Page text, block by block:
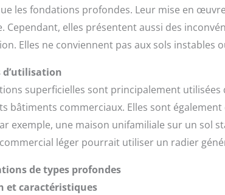
les fondations profondes. Leur mise en
Cependant, elles présentent aussi des
Elles ne conviennent pas aux sols instables
d’utilisation
superficielles sont principalement
bâtiments commerciaux. Elles sont
exemple, une maison unifamiliale sur un sol
léger pourrait utiliser un radier
de types profondes
et caractéristiques